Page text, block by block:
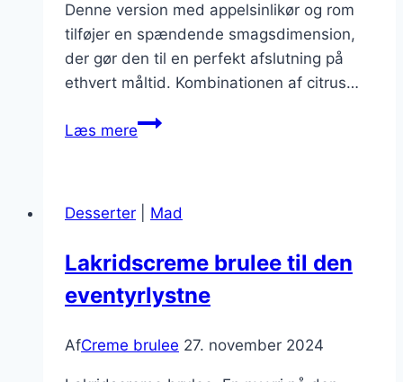
Denne version med appelsinlikør og rom
tilføjer en spændende smagsdimension,
der gør den til en perfekt afslutning på
ethvert måltid. Kombinationen af citrus…
Læs mereCreme
og
Desserter Mad
Lakridscreme brulee til den
eventyrlystne
AfCreme brulee 27. november 2024